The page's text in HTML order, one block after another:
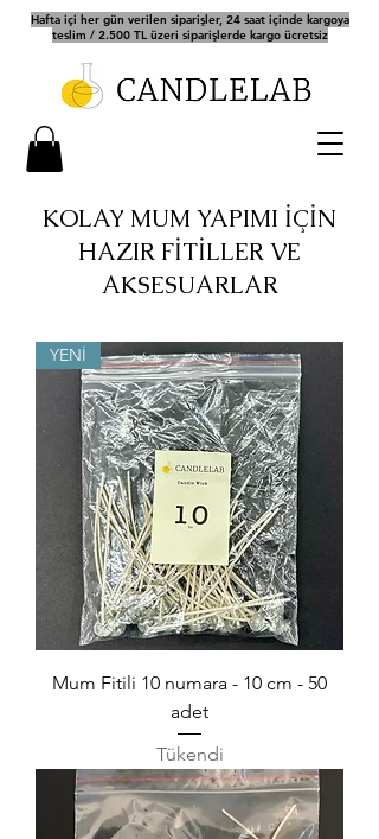
Hafta içi her gün verilen siparişler, 24 saat içinde kargoya
teslim / 2.500 TL üzeri siparişlerde kargo ücretsiz
KOLAY MUM YAPIMI İÇİN
HAZIR FİTİLLER VE
AKSESUARLAR
YENİ
Mum Fitili 10 numara - 10 cm - 50
adet
Tükendi